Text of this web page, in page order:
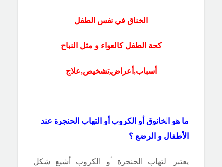
الخناق في نفس الطفل
كحة الطفل كالعواء و مثل النباح
أسباب,أعراض,تشخيص,علاج
ما هو الخانوق أو الكروب أو التهاب الحنجرة عند
الأطفال و الرضع ؟
يعتبر التهاب الحنجرة أو الكروب أشيع شكل